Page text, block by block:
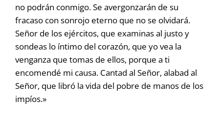
no podrán conmigo. Se avergonzarán de su
fracaso con sonrojo eterno que no se olvidará.
Señor de los ejércitos, que examinas al justo y
sondeas lo íntimo del corazón, que yo vea la
venganza que tomas de ellos, porque a ti
encomendé mi causa. Cantad al Señor, alabad al
Señor, que libró la vida del pobre de manos de los
impíos.»